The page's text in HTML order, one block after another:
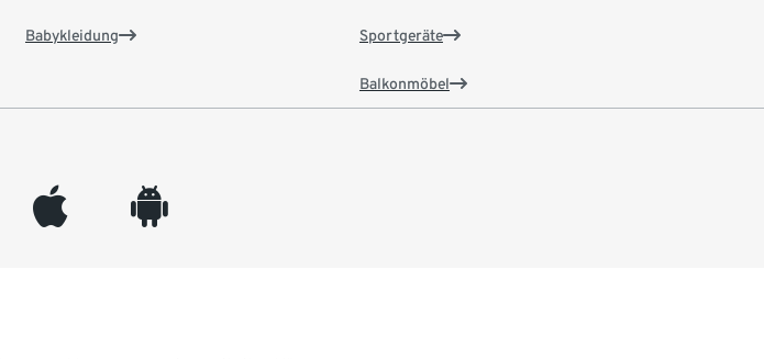
Babykleidung Sportgeräte
Balkonmöbel
appleinc android